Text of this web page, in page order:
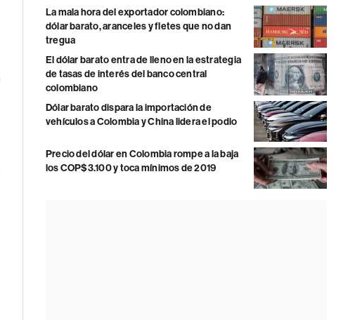
La mala hora del exportador colombiano:
dólar barato, aranceles y fletes que no dan
tregua
El dólar barato entra de lleno en la estrategia
de tasas de interés del banco central
colombiano
Dólar barato dispara la importación de
vehículos a Colombia y China lidera el podio
Precio del dólar en Colombia rompe a la baja
los COP$3.100 y toca mínimos de 2019